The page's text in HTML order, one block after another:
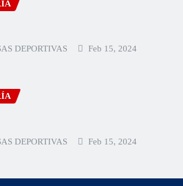
DEPORTIVAS Feb 15, 2024
DEPORTIVAS Feb 15, 2024